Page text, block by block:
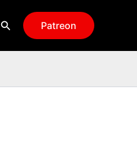
Поиск Patreon